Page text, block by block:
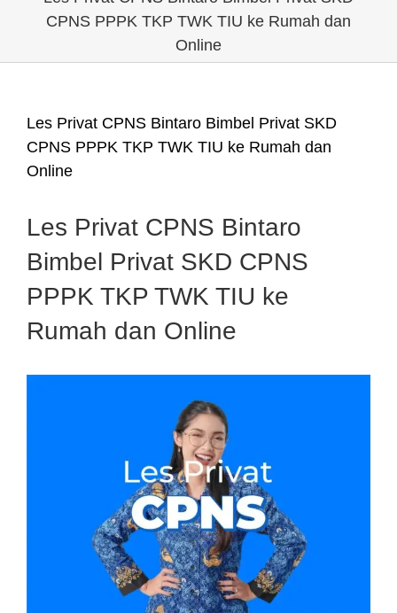
CPNS PPPK TKP TWK TIU ke Rumah dan
Online
Les Privat CPNS Bintaro Bimbel Privat SKD
CPNS PPPK TKP TWK TIU ke Rumah dan
Online
Les Privat CPNS Bintaro
Bimbel Privat SKD CPNS
PPPK TKP TWK TIU ke
Rumah dan Online